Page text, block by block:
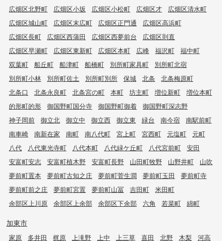
広畑区北野町
広畑区小坂 広畑区小松町 広畑区才
広畑区清水町
広畑区城山町
広畑区末広町 広畑区正門通
広畑区高浜町
広畑区長町
広畑区西蒲田 広畑区西夢前台
広畑区則直
広畑区早瀬町
広畑区東新町 広畑区本町 広峰 福沢町
福中町
双葉町
船丘町 船津町 船橋町 別所町家具町
別所町北宿
別所町小林
別所町佐土 別所町別所 保城 北条
北条梅原町
北条口
北条永良町 北条宮の町 本町 坊主町 増位新町
増位本町
的形町的形
御国野町国分寺 御国野町御着
御国野町深志野
神子岡前
御立北 御立中 御立西 御立東 緑台 南今宿
南駅前町
南車崎
南新在家 南町 南八代町 宮上町 宮西町 元塩町
元町
八代
八代東光寺町 八代本町 八代緑ケ丘町 八代宮前町
安田
安富町安志
安富町植木野 安富町長野 山田町牧野 山野井町
山吹
夢前町置本
夢前町古知之庄 夢前町菅生澗 夢前町玉田
夢前町寺
夢前町前之庄
夢前町宮置 夢前町山冨 吉田町
米田町
余部区上川原
余部区上余部 余部区下余部 六角 若菜町 綿町
加東市
家原 多井田 梶原 上滝野 上中 上三草 喜田 北野 木梨
河高